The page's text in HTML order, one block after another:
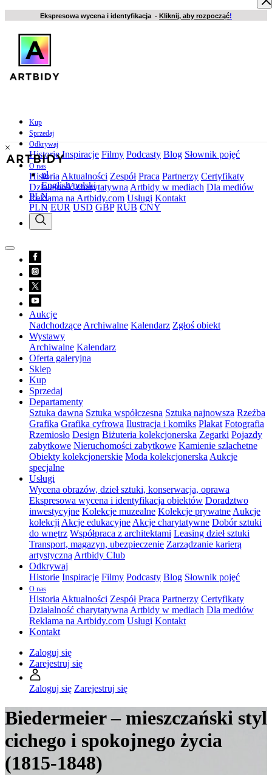
Ekspresowa wycena i identyfikacja - Kliknij, aby rozpocząć!
Kup
Sprzedaj
Odkrywaj
Historie Inspiracje Filmy Podcasty Blog Słownik pojęć
O nas
Historia Aktualności Zespół Praca Partnerzy Certyfikaty
Działalność charytatywna Artbidy w mediach Dla mediów
Reklama na Artbidy.com Usługi Kontakt
×
pl
Englishpolski
PLN
PLN EUR USD GBP RUB CNY
Aukcje
Nadchodzące Archiwalne Kalendarz Zgłoś obiekt
Wystawy
Archiwalne Kalendarz
Oferta galeryjna
Sklep
Kup
Sprzedaj
Departamenty
Sztuka dawna Sztuka współczesna Sztuka najnowsza Rzeźba
Grafika Grafika cyfrowa Ilustracja i komiks Plakat Fotografia
Rzemiosło Design Biżuteria kolekcjonerska Zegarki Pojazdy
zabytkowe Nieruchomości zabytkowe Kamienie szlachetne
Obiekty kolekcjonerskie Moda kolekcjonerska Aukcje
specjalne
Usługi
Wycena obrazów, dzieł sztuki, konserwacja, oprawa
Ekspresowa wycena i identyfikacja obiektów Doradztwo
inwestycyjne Kolekcje muzealne Kolekcje prywatne Aukcje
kolekcji Akcje edukacyjne Akcje charytatywne Dobór sztuki
do wnętrz Współpraca z architektami Leasing dzieł sztuki
Transport, magazyn, ubezpieczenie Zarządzanie karierą
artystyczną Artbidy Club
Odkrywaj
Historie Inspiracje Filmy Podcasty Blog Słownik pojęć
O nas
Historia Aktualności Zespół Praca Partnerzy Certyfikaty
Działalność charytatywna Artbidy w mediach Dla mediów
Reklama na Artbidy.com Usługi Kontakt
Kontakt
Zaloguj się
Zarejestruj się
Zaloguj się Zarejestruj się
Biedermeier – mieszczański styl
cichego i spokojnego życia
(1815-1848)